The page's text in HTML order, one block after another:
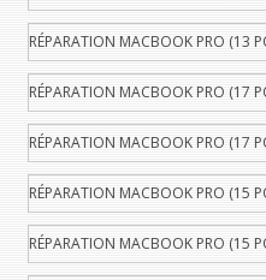
RÉPARATION MACBOOK PRO (13
RÉPARATION MACBOOK PRO (17
RÉPARATION MACBOOK PRO (17
RÉPARATION MACBOOK PRO (15
RÉPARATION MACBOOK PRO (15